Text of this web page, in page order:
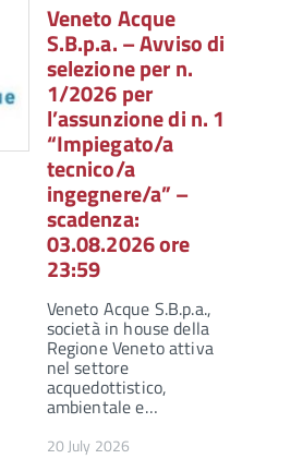
Veneto Acque
S.B.p.a. – Avviso di
selezione per n.
1/2026 per
l’assunzione di n. 1
“Impiegato/a
tecnico/a
ingegnere/a” –
scadenza:
03.08.2026 ore
23:59
Veneto Acque S.B.p.a.,
società in house della
Regione Veneto attiva
nel settore
acquedottistico,
ambientale e…
20 July 2026